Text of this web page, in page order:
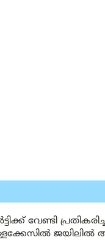
വേണ്ടി
ജയിലിൽ